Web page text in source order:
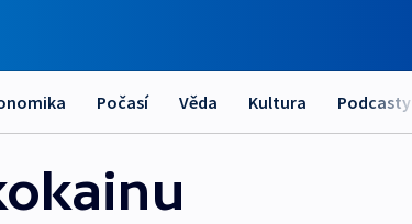
Počasí Věda Kultura Podcasty